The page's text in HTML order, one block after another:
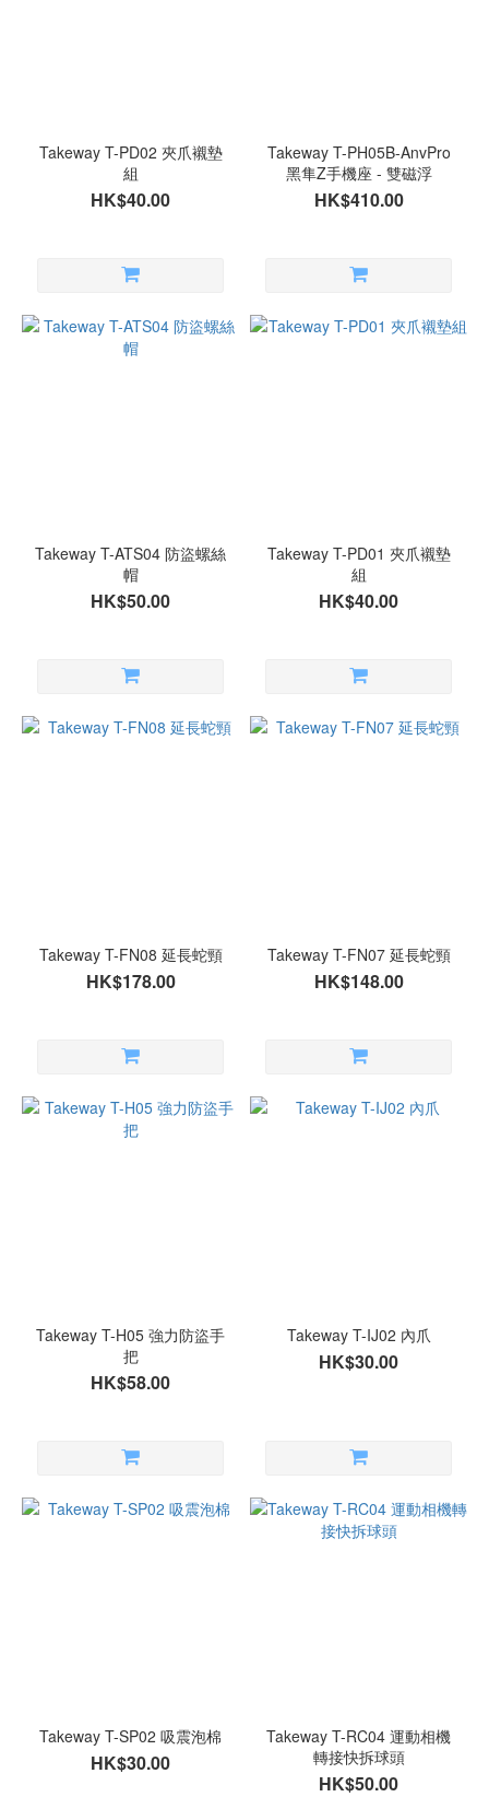
Takeway T-PD02 夾爪襯墊
組
HK$40.00
Takeway T-PH05B-AnvPro
黑隼Z手機座 - 雙磁浮
HK$410.00
Takeway T-ATS04 防盜螺絲
帽
HK$50.00
Takeway T-PD01 夾爪襯墊
組
HK$40.00
Takeway T-FN08 延長蛇頸
HK$178.00
Takeway T-FN07 延長蛇頸
HK$148.00
Takeway T-H05 強力防盜手
把
HK$58.00
Takeway T-IJ02 內爪
HK$30.00
Takeway T-SP02 吸震泡棉
HK$30.00
Takeway T-RC04 運動相機
轉接快拆球頭
HK$50.00